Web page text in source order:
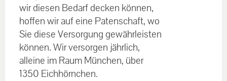
wir diesen Bedarf decken können,
hoffen wir auf eine Patenschaft, wo
Sie diese Versorgung gewährleisten
können. Wir versorgen jährlich,
alleine im Raum München, über
1350 Eichhörnchen.